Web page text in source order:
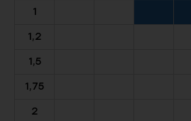
1
1,2
1,5
1,75
2